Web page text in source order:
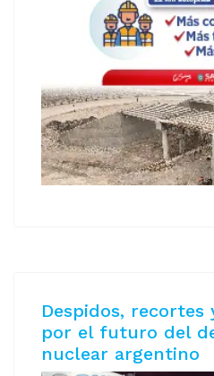
Despidos, recortes
por el futuro del
nuclear argentino